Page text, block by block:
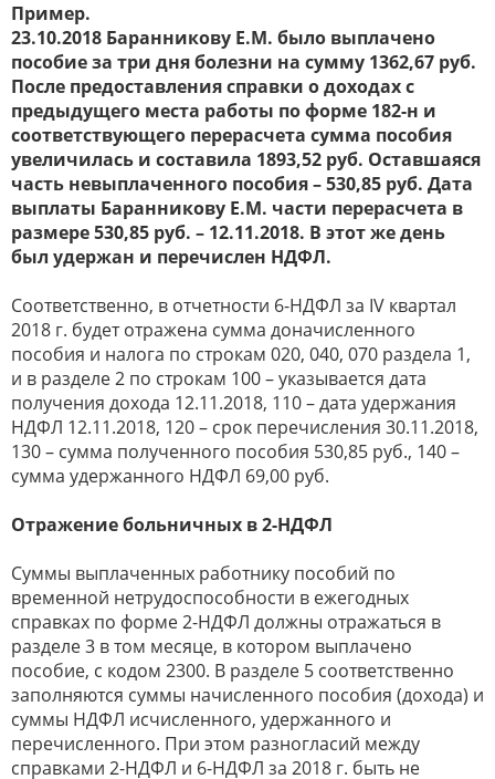
Пример.
23.10.2018 Баранникову Е.М. было выплачено
пособие за три дня болезни на сумму 1362,67 руб.
После предоставления справки о доходах с
предыдущего места работы по форме 182-н и
соответствующего перерасчета сумма пособия
увеличилась и составила 1893,52 руб. Оставшаяся
часть невыплаченного пособия – 530,85 руб. Дата
выплаты Баранникову Е.М. части перерасчета в
размере 530,85 руб. – 12.11.2018. В этот же день
был удержан и перечислен НДФЛ.
Соответственно, в отчетности 6-НДФЛ за IV квартал
2018 г. будет отражена сумма доначисленного
пособия и налога по строкам 020, 040, 070 раздела 1,
и в разделе 2 по строкам 100 – указывается дата
получения дохода 12.11.2018, 110 – дата удержания
НДФЛ 12.11.2018, 120 – срок перечисления 30.11.2018,
130 – сумма полученного пособия 530,85 руб., 140 –
сумма удержанного НДФЛ 69,00 руб.
Отражение больничных в 2-НДФЛ
Суммы выплаченных работнику пособий по
временной нетрудоспособности в ежегодных
справках по форме 2-НДФЛ должны отражаться в
разделе 3 в том месяце, в котором выплачено
пособие, с кодом 2300. В разделе 5 соответственно
заполняются суммы начисленного пособия (дохода) и
суммы НДФЛ исчисленного, удержанного и
перечисленного. При этом разногласий между
справками 2-НДФЛ и 6-НДФЛ за 2018 г. быть не